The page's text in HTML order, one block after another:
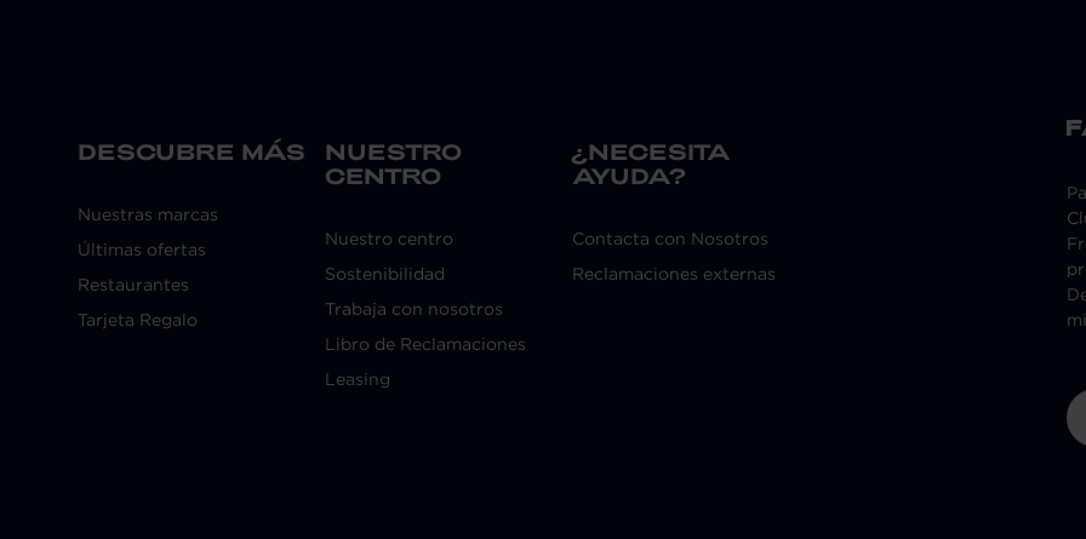
DESCUBRE MÁS
Nuestras marcas
Últimas ofertas
Restaurantes
Tarjeta Regalo
NUESTRO
CENTRO
Nuestro centro
Sostenibilidad
Trabaja con nosotros
Libro de Reclamaciones
Leasing
¿NECESITA
AYUDA?
Contacta con Nosotros
Reclamaciones externas